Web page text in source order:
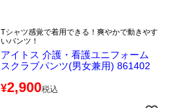
Tシャツ感覚で着用できる！爽やかで動きやす
いパンツ！
アイトス 介護・看護ユニフォーム
スクラブパンツ(男女兼用) 861402
¥2,900税込